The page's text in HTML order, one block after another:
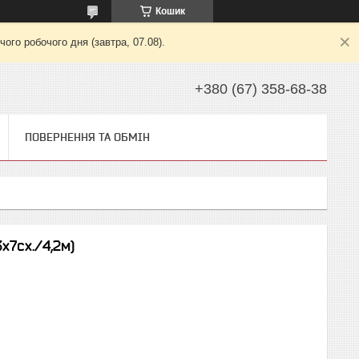
Кошик
робочого дня (завтра, 07.08).
+380 (67) 358-68-38
ПОВЕРНЕННЯ ТА ОБМІН
4,2м)